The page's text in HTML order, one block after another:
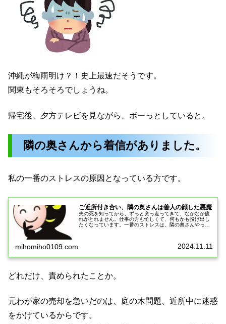
沖縄が梅雨明け？！史上最速だそうです。
関東もそろそろでしょうね。
帰宅後、夕方テレビを見ながら、ボーっとしていると。
隣の奥さんから着信がありました。
私の一番のストレスの原因となっている方です。
ご近所付き合い、隣の奥さんは善人の顔した悪魔
夫の死を知ってから、ずっと突っ走ってきて、なかなか疲
れがとれません。仕事の方も忙しくて、何もかも投げ出し
たくなっています。一番のストレスは、隣の奥さんやっと
mihomiho0109.com 2024.11.11
どれだけ、責められたことか。
元わが家の売却を急いだのは、庭の木問題、近所中に迷惑
をかけているからです。